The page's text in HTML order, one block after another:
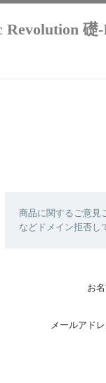
Revolution
商品に関するご意見
などドメイン拒否し
お
メールアド